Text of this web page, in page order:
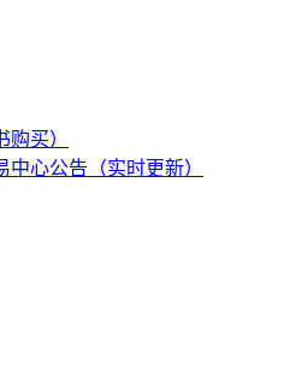
买）
心公告（实时更新）